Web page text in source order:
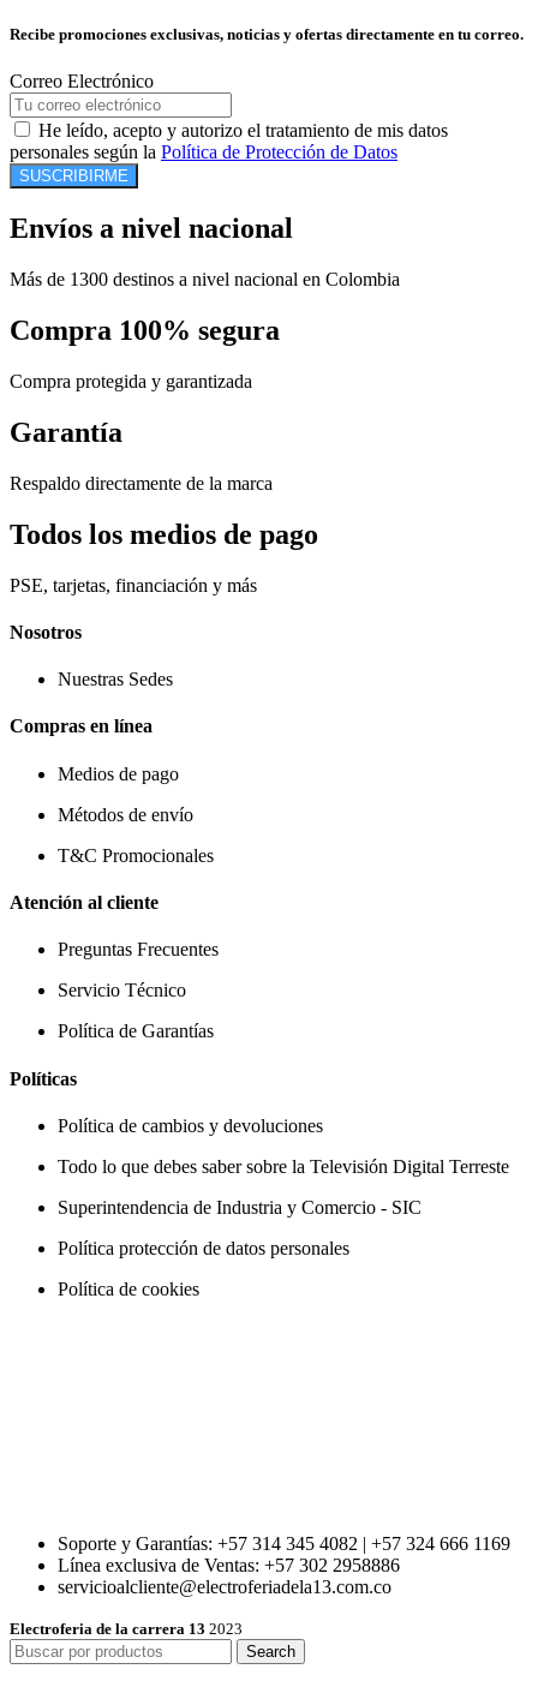
Recibe promociones exclusivas, noticias y ofertas directamente en tu correo.
Correo Electrónico
He leído, acepto y autorizo el tratamiento de mis datos
personales según la Política de Protección de Datos
SUSCRIBIRME
Envíos a nivel nacional
Más de 1300 destinos a nivel nacional en Colombia
Compra 100% segura
Compra protegida y garantizada
Garantía
Respaldo directamente de la marca
Todos los medios de pago
PSE, tarjetas, financiación y más
Nosotros
Nuestras Sedes
Compras en línea
Medios de pago
Métodos de envío
T&C Promocionales
Atención al cliente
Preguntas Frecuentes
Servicio Técnico
Política de Garantías
Políticas
Política de cambios y devoluciones
Todo lo que debes saber sobre la Televisión Digital Terreste
Superintendencia de Industria y Comercio - SIC
Política protección de datos personales
Política de cookies
Soporte y Garantías: +57 314 345 4082 | +57 324 666 1169
Línea exclusiva de Ventas: +57 302 2958886
servicioalcliente@electroferiadela13.com.co
Electroferia de la carrera 13 2023
Search